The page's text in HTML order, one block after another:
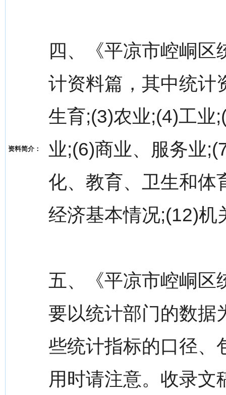
资料简介：
四、《平凉市崆峒
计资料篇，其中统计
生育;(3)农业;(4)工业
业;(6)商业、服务业
化、教育、卫生和体
经济基本情况;(12)机
五、《平凉市崆峒区
要以统计部门的数据
些统计指标的口径、
用时请注意。收录文